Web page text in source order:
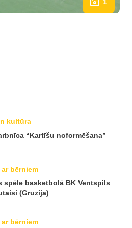
kultūra
“Kartīšu noformēšana”
bērniem
spēle basketbolā BK Ventspils
(Gruzija)
bērniem